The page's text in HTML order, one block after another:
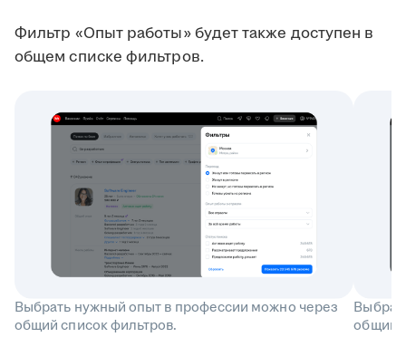
Фильтр «Опыт работы» будет также доступен в
общем списке фильтров.
Выбрать нужный опыт в профессии можно через
общий список фильтров.
общий